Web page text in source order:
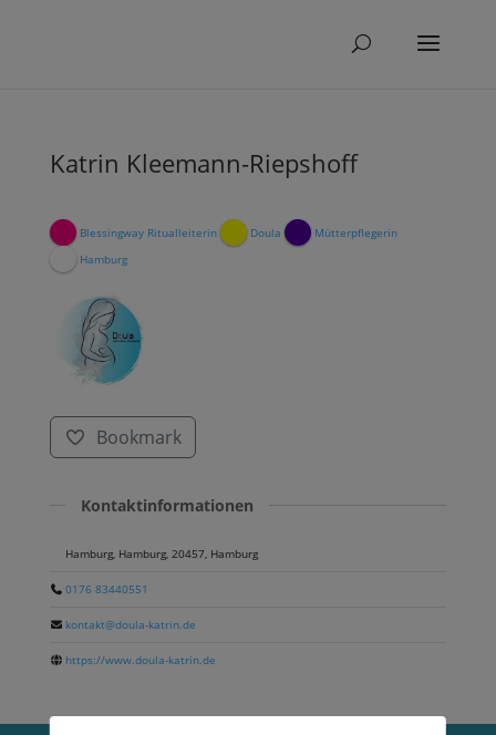
Katrin Kleemann-Riepshoff
Blessingway Ritualleiterin Doula
Mütterpflegerin
Hamburg
Bookmark
Kontaktinformationen
Hamburg, Hamburg, 20457, Hamburg
0176 83440551
kontakt@doula-katrin.de
https://www.doula-katrin.de